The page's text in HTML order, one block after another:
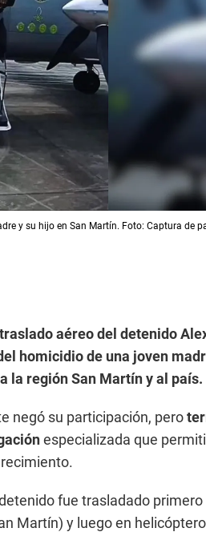
y su hijo en San Martín. Foto: Captura de
aéreo del detenido
homicidio de una joven
la región San Martín y al país.
negó su participación, pero
especializada que
fue trasladado primero
Martín) y luego en